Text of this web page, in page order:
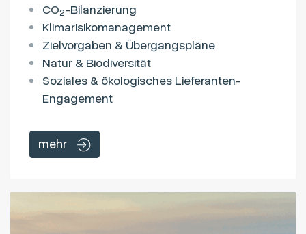
CO2-Bilanzierung
Klimarisikomanagement
Zielvorgaben & Übergangspläne
Natur & Biodiversität
Soziales & ökologisches Lieferanten-
Engagement
mehr